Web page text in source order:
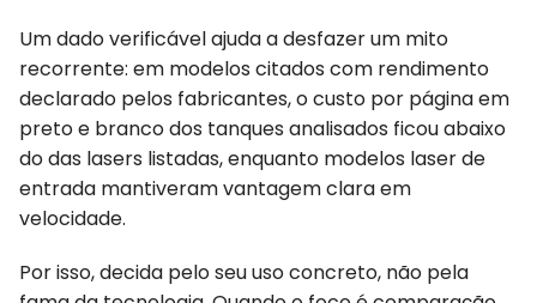
Um dado verificável ajuda a desfazer um mito
recorrente: em modelos citados com rendimento
declarado pelos fabricantes, o custo por página em
preto e branco dos tanques analisados ficou abaixo
do das lasers listadas, enquanto modelos laser de
entrada mantiveram vantagem clara em
velocidade.
Por isso, decida pelo seu uso concreto, não pela